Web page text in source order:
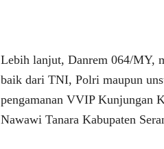
Lebih lanjut, Danrem 064/MY,
baik dari TNI, Polri maupun
pengamanan VVIP Kunjungan
Nawawi Tanara Kabupaten